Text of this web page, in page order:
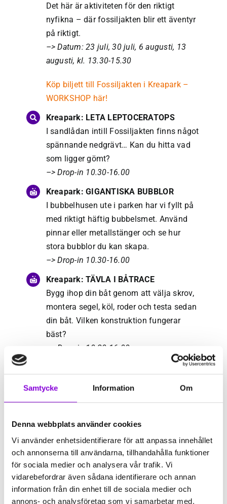
Samtycke Information Om
Denna webbplats använder cookies
Vi använder enhetsidentifierare för att anpassa innehållet
och annonserna till användarna, tillhandahålla funktioner
för sociala medier och analysera vår trafik. Vi
vidarebefordrar även sådana identifierare och annan
information från din enhet till de sociala medier och
annons- och analysföretag som vi samarbetar med.
Det här är aktiviteten för den riktigt
nyfikna – där fossiljakten blir ett äventyr
på riktigt.
–> Datum: 23 juli, 30 juli, 6 augusti, 13
augusti, kl. 13.30-15.30
Köp biljett till Fossiljakten i Kreapark –
WORKSHOP här!
Kreapark: LETA LEPTOCERATOPS
I sandlådan intill Fossiljakten finns något
spännande nedgrävt… Kan du hitta vad
som ligger gömt?
–> Drop-in 10.30-16.00
Kreapark: GIGANTISKA BUBBLOR
I bubbelhusen ute i parken har vi fyllt på
med riktigt häftig bubbelsmet. Använd
pinnar eller metallstänger och se hur
stora bubblor du kan skapa.
–> Drop-in 10.30-16.00
Kreapark: TÄVLA I BÅTRACE
Bygg ihop din båt genom att välja skrov,
montera segel, köl, roder och testa sedan
din båt. Vilken konstruktion fungerar
bäst?
–> Drop-in 10.30-16.00
… Och mycket mer spännande, blött och
PROGRAM OCH
AKTIVITETER INOMHUS
ExperimentLabbet: BYGG VINDSNURRA